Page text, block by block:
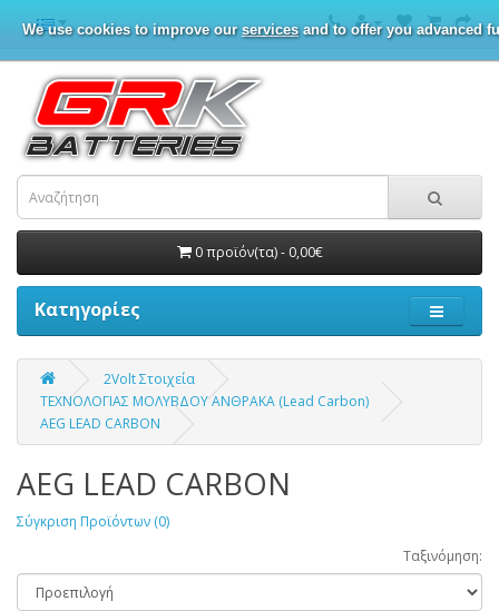
We use cookies to improve our servicesand to offer you advanced
0 προϊόν(τα) - 0,00€
Κατηγορίες
2Volt Στοιχεία
ΤΕΧΝΟΛΟΓΙΑΣ ΜΟΛΥΒΔΟΥ ΑΝΘΡΑΚΑ (Lead Carbon)
AEG LEAD CARBON
AEG LEAD CARBON
Σύγκριση Προϊόντων (0)
Ταξινόμηση: